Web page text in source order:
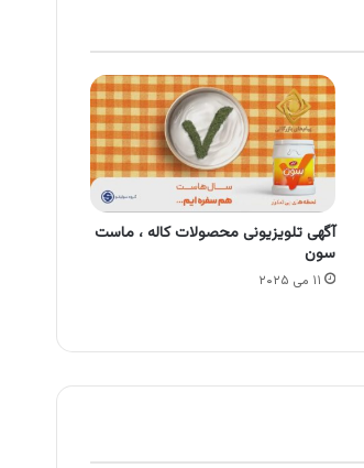
آگهی تلویزیونی محصولات کاله ، ماست
سون
۱۱ می ۲۰۲۵